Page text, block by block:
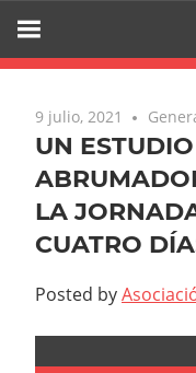
9 julio, 2021
UN
LA
CUATRO
Posted by